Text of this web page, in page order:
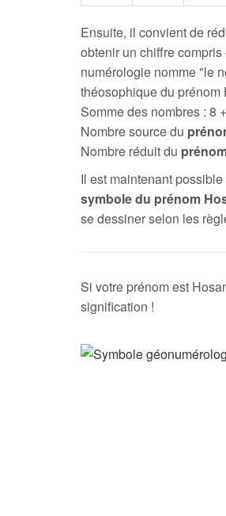
Ensuite, il convient de
obtenir un chiffre
numérologie nomme "le
théosophique du prénom
Somme des nombres : 8
Nombre source du
Nombre réduit du
Il est maintenant
symbole du prénom
se dessiner selon les
Si votre prénom est
signification !